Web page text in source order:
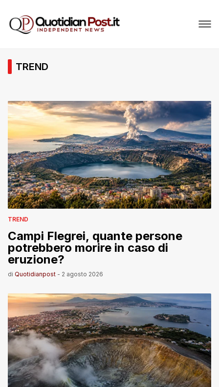
TREND
TREND
Campi Flegrei, quante persone
potrebbero morire in caso di
eruzione?
di Quotidianpost - 2 agosto 2026